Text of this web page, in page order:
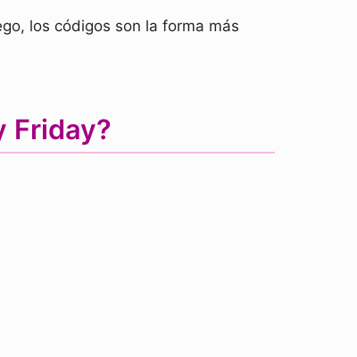
los códigos son la forma más
Friday?